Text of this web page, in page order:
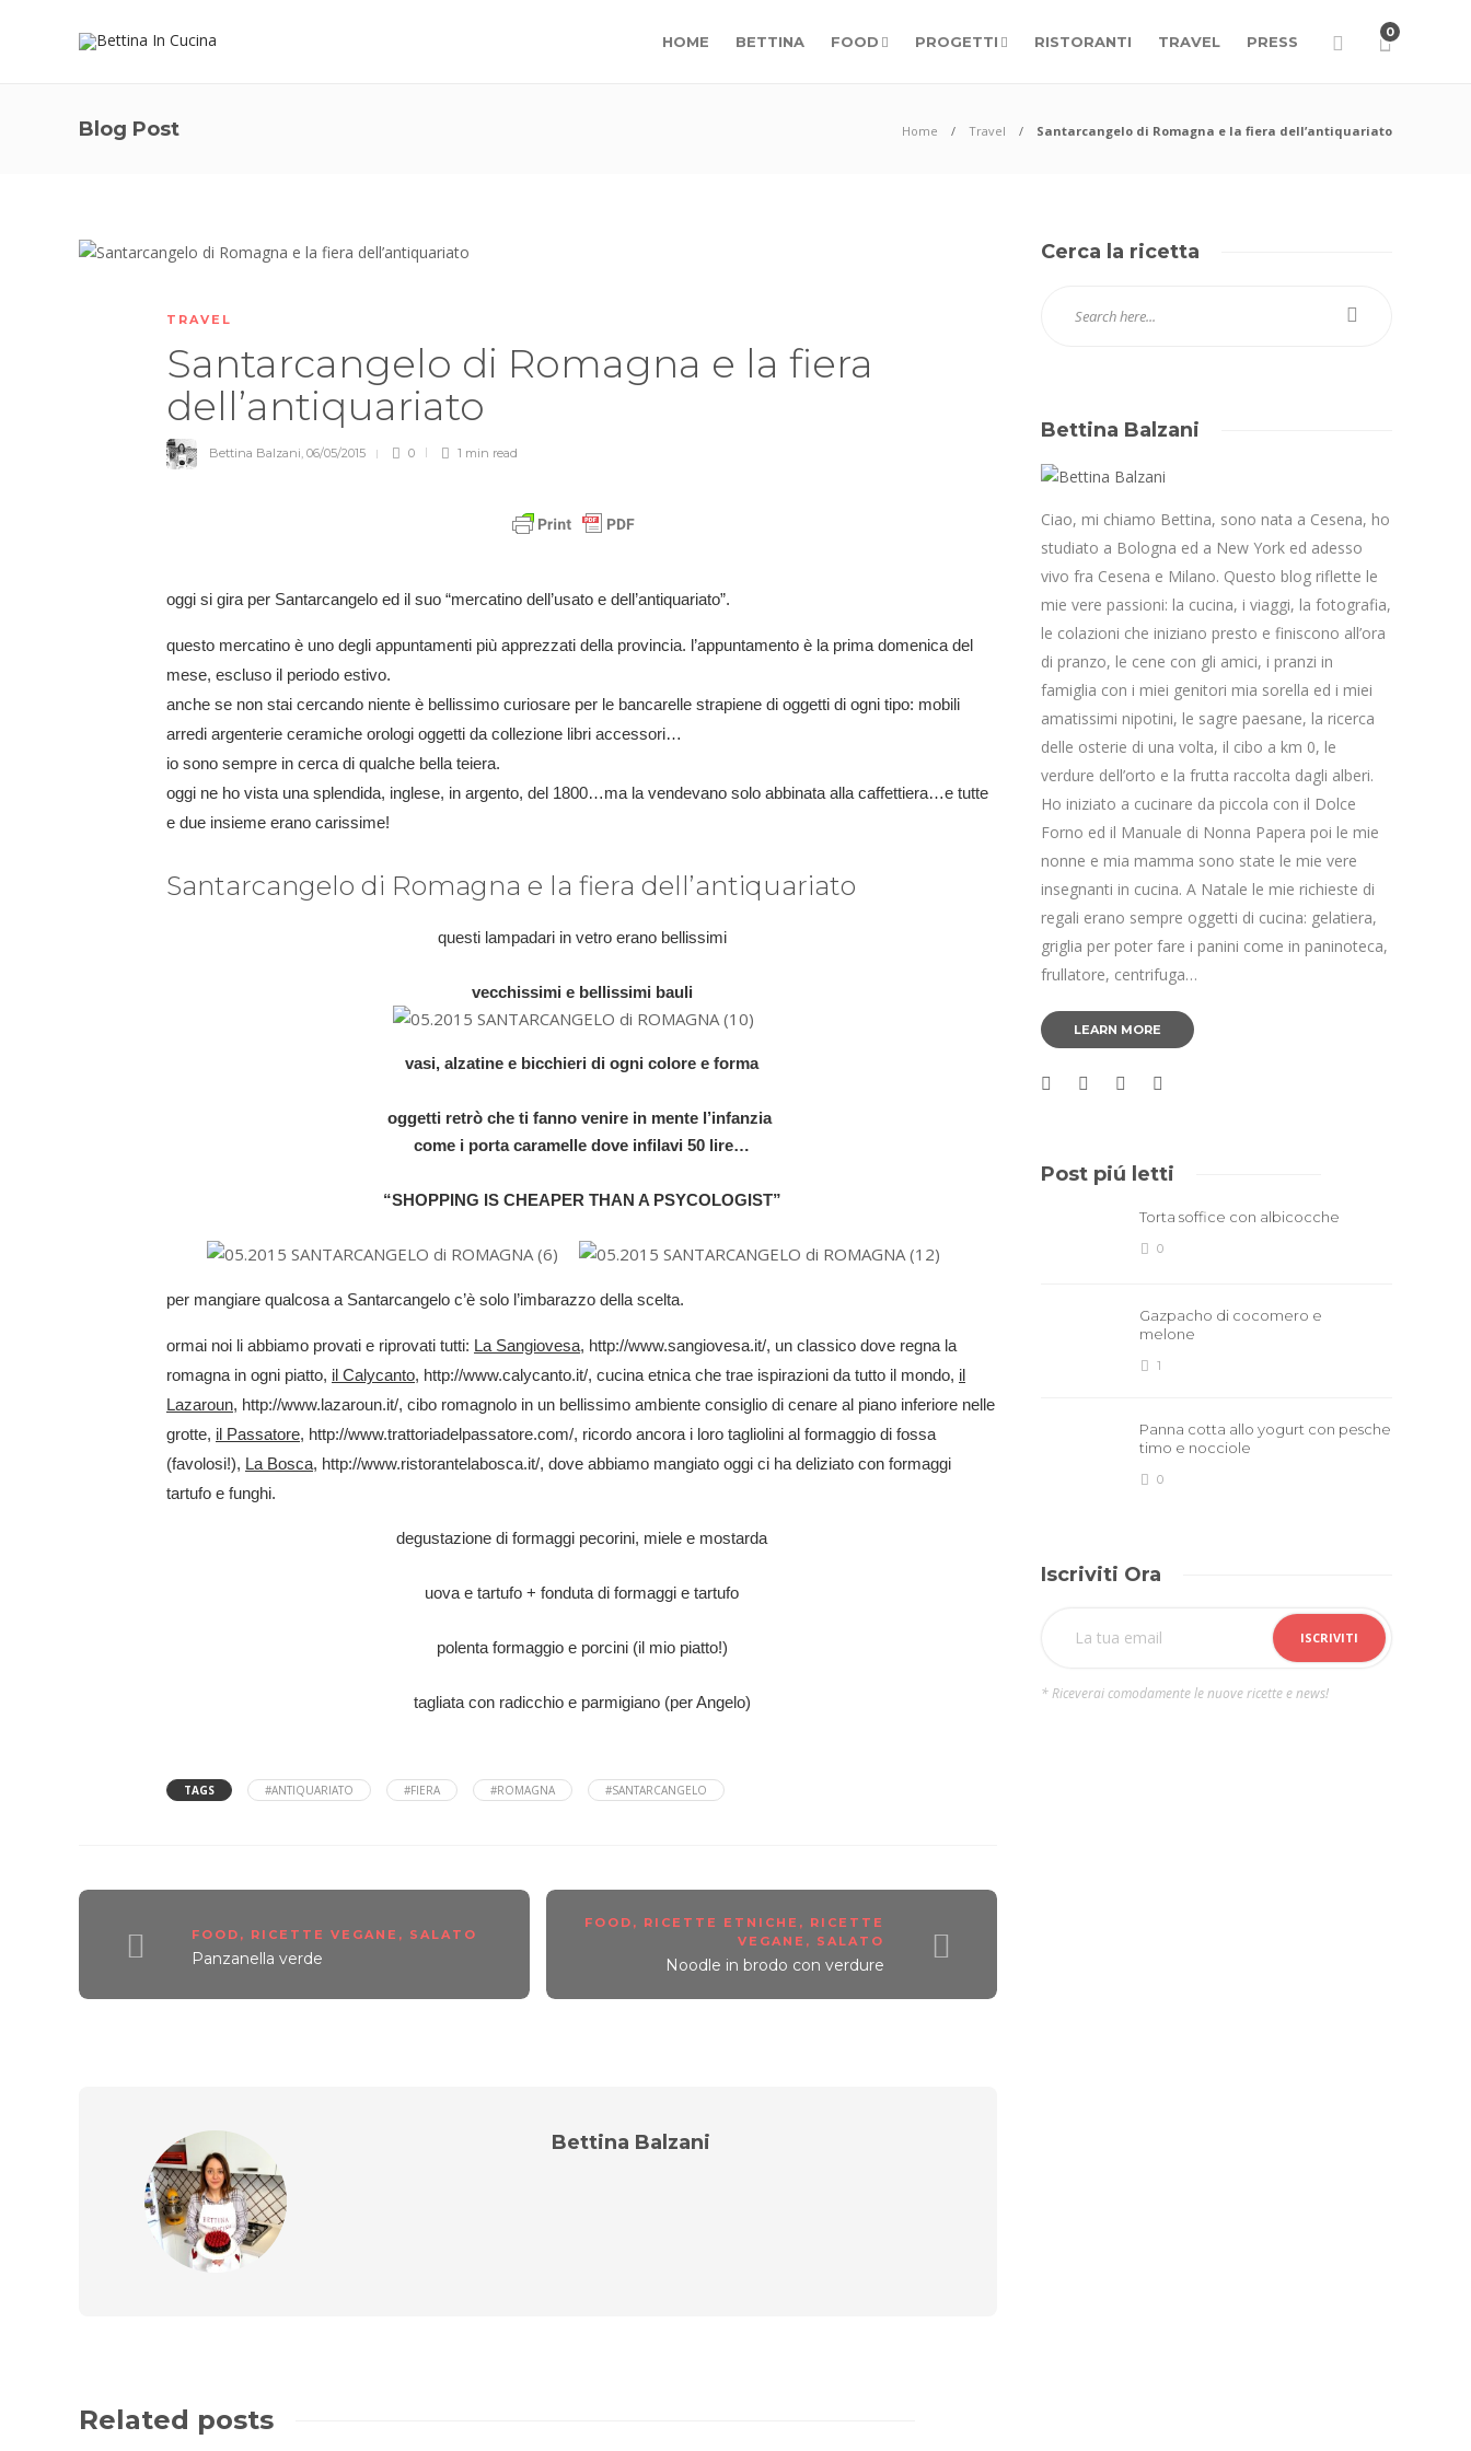
HOME BETTINA FOOD PROGETTI RISTORANTI TRAVEL PRESS
0
Blog Post Home Travel Santarcangelo di Romagna e la fiera dell’antiquariato
TRAVEL
Santarcangelo di Romagna e la fiera
dell’antiquariato
Bettina Balzani, 06/05/2015 0 1 min read
oggi si gira per Santarcangelo ed il suo “mercatino dell’usato e dell’antiquariato”.
questo mercatino è uno degli appuntamenti più apprezzati della provincia. l’appuntamento è la prima domenica del
mese, escluso il periodo estivo.
anche se non stai cercando niente è bellissimo curiosare per le bancarelle strapiene di oggetti di ogni tipo: mobili
arredi argenterie ceramiche orologi oggetti da collezione libri accessori…
io sono sempre in cerca di qualche bella teiera.
oggi ne ho vista una splendida, inglese, in argento, del 1800…ma la vendevano solo abbinata alla caffettiera…e tutte
e due insieme erano carissime!
Santarcangelo di Romagna e la fiera dell’antiquariato
questi lampadari in vetro erano bellissimi
vecchissimi e bellissimi bauli
vasi, alzatine e bicchieri di ogni colore e forma
oggetti retrò che ti fanno venire in mente l’infanzia
come i porta caramelle dove infilavi 50 lire…
“SHOPPING IS CHEAPER THAN A PSYCOLOGIST”
per mangiare qualcosa a Santarcangelo c’è solo l’imbarazzo della scelta.
ormai noi li abbiamo provati e riprovati tutti: La Sangiovesa, http://www.sangiovesa.it/, un classico dove regna la
romagna in ogni piatto, il Calycanto, http://www.calycanto.it/, cucina etnica che trae ispirazioni da tutto il mondo, il
Lazaroun, http://www.lazaroun.it/, cibo romagnolo in un bellissimo ambiente consiglio di cenare al piano inferiore nelle
grotte, il Passatore, http://www.trattoriadelpassatore.com/, ricordo ancora i loro tagliolini al formaggio di fossa
(favolosi!), La Bosca, http://www.ristorantelabosca.it/, dove abbiamo mangiato oggi ci ha deliziato con formaggi
tartufo e funghi.
degustazione di formaggi pecorini, miele e mostarda
uova e tartufo + fonduta di formaggi e tartufo
polenta formaggio e porcini (il mio piatto!)
tagliata con radicchio e parmigiano (per Angelo)
TAGS #ANTIQUARIATO #FIERA #ROMAGNA #SANTARCANGELO
FOOD , RICETTE VEGANE , SALATO
Panzanella verde
FOOD , RICETTE ETNICHE , RICETTE
VEGANE , SALATO
Noodle in brodo con verdure
Bettina Balzani
Related posts
Cerca la ricetta
Bettina Balzani
Ciao, mi chiamo Bettina, sono nata a Cesena, ho
studiato a Bologna ed a New York ed adesso
vivo fra Cesena e Milano. Questo blog riflette le
mie vere passioni: la cucina, i viaggi, la fotografia,
le colazioni che iniziano presto e finiscono all’ora
di pranzo, le cene con gli amici, i pranzi in
famiglia con i miei genitori mia sorella ed i miei
amatissimi nipotini, le sagre paesane, la ricerca
delle osterie di una volta, il cibo a km 0, le
verdure dell’orto e la frutta raccolta dagli alberi.
Ho iniziato a cucinare da piccola con il Dolce
Forno ed il Manuale di Nonna Papera poi le mie
nonne e mia mamma sono state le mie vere
insegnanti in cucina. A Natale le mie richieste di
regali erano sempre oggetti di cucina: gelatiera,
griglia per poter fare i panini come in paninoteca,
frullatore, centrifuga…
LEARN MORE
Post piú letti
Torta soffice con albicocche
0
Gazpacho di cocomero e
melone
1
Panna cotta allo yogurt con pesche
timo e nocciole
0
Iscriviti Ora
* Riceverai comodamente le nuove ricette e news!